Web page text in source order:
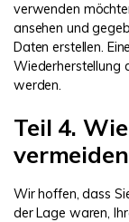
verwenden
ansehen und
Daten erstellen.
Wiederherstellung
werden.
Teil 4.
Wir hoffen, dass
der Lage waren,